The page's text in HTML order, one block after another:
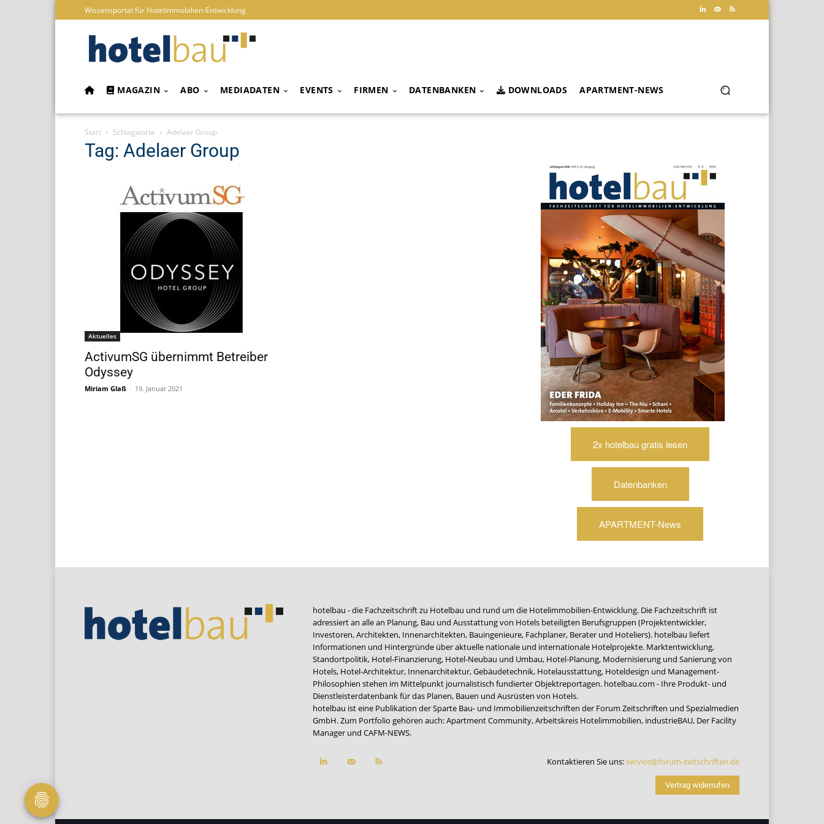
Wissensportal für Hotelimmobilien-Entwicklung
MAGAZIN ABO MEDIADATEN EVENTS FIRMEN DATENBANKEN DOWNLOADS APARTMENT-NEWS
Start Schlagworte Adelaer Group
Tag: Adelaer Group
Aktuelles
ActivumSG übernimmt Betreiber
Odyssey
Miriam Glaß - 19. Januar 2021
2x hotelbau gratis lesen
Datenbanken
APARTMENT-News
hotelbau - die Fachzeitschrift zu Hotelbau und rund um die Hotelimmobilien-Entwicklung. Die Fachzeitschrift ist
adressiert an alle an Planung, Bau und Ausstattung von Hotels beteiligten Berufsgruppen (Projektentwickler,
Investoren, Architekten, Innenarchitekten, Bauingenieure, Fachplaner, Berater und Hoteliers). hotelbau liefert
Informationen und Hintergründe über aktuelle nationale und internationale Hotelprojekte. Marktentwicklung,
Standortpolitik, Hotel-Finanzierung, Hotel-Neubau und Umbau, Hotel-Planung, Modernisierung und Sanierung von
Hotels, Hotel-Architektur, Innenarchitektur, Gebäudetechnik, Hotelausstattung, Hoteldesign und Management-
Philosophien stehen im Mittelpunkt journalistisch fundierter Objektreportagen. hotelbau.com - Ihre Produkt- und
Dienstleisterdatenbank für das Planen, Bauen und Ausrüsten von Hotels.
hotelbau ist eine Publikation der Sparte Bau- und Immobilienzeitschriften der Forum Zeitschriften und Spezialmedien
GmbH. Zum Portfolio gehören auch:Apartment Community,Arbeitskreis Hotelimmobilien, industrieBAU, Der Facility
Manager und CAFM-NEWS.
Kontaktieren Sie uns:service@forum-zeitschriften.de
Vertrag widerrufen